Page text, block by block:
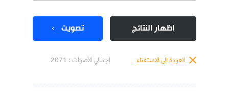
إظهار النتائج تصويت
العودة إلى الاستفتاء إجمالي الأصوات : 2071